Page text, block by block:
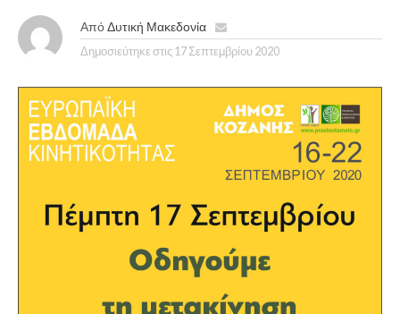
Από Δυτική Μακεδονία
Δημοσιεύτηκε στις 17 Σεπτεμβρίου 2020